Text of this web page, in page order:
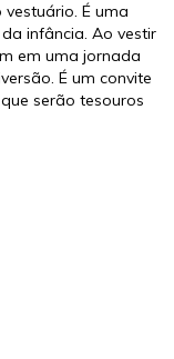
É uma
infância. Ao vestir
em uma jornada
É um convite
serão tesouros